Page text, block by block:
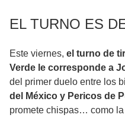
EL TURNO ES
Este viernes, el turno de
Verde le corresponde a
del primer duelo entre los
del México y Pericos de
promete chispas… como